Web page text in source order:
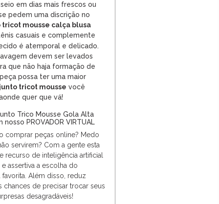
em dias mais frescos ou
pedem uma discrição no
mousse calça blusa
casuais e complemente
é atemporal e delicado.
devem ser levados
que não haja formação de
possa ter uma maior
tricot mousse você
quer que vá!
Trico Mousse Gola Alta
PROVADOR VIRTUAL
comprar peças online? Medo
servirem? Com a gente esta
recurso de inteligência artificial
assertiva a escolha do
Além disso, reduz
chances de precisar trocar seus
desagradáveis!